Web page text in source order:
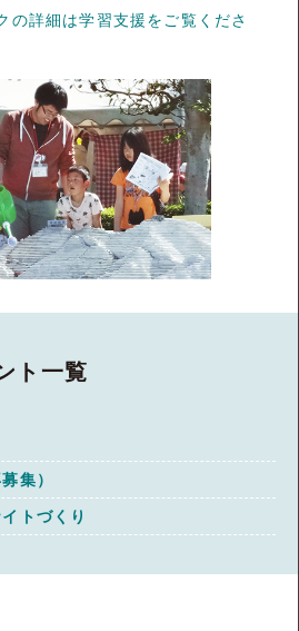
の詳細は学習支援をご覧くださ
ト一覧
集）
トづくり